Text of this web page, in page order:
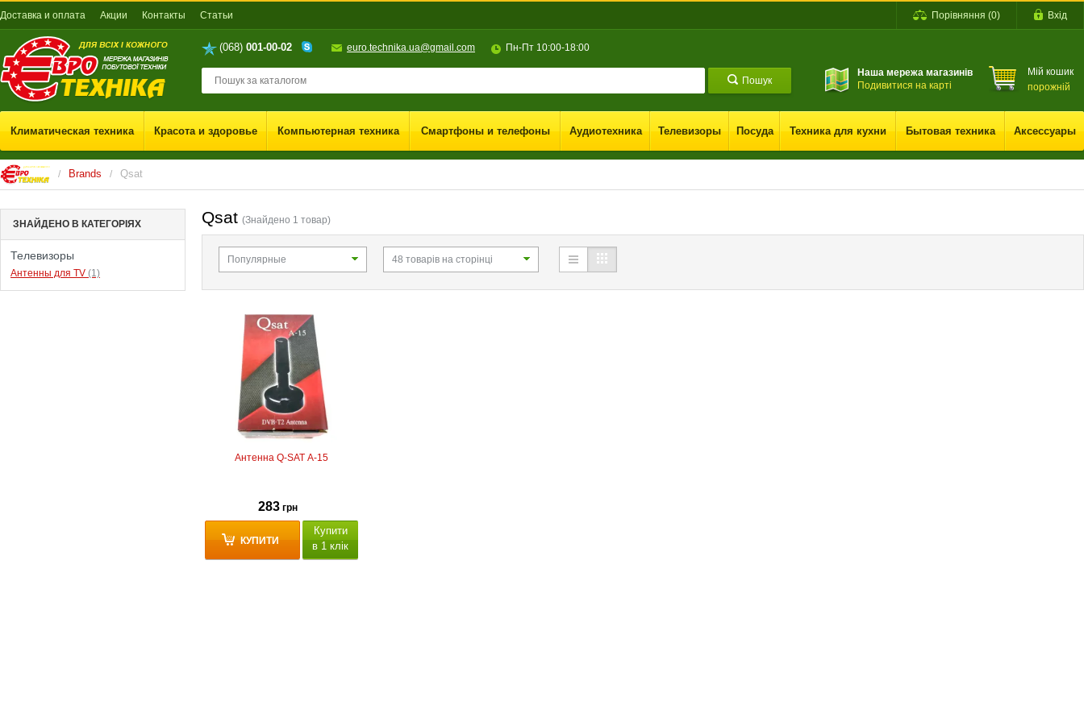
Доставка и оплата Акции Контакты Cтатьи Порівняння (0) Вхід
(068) 001-00-02 euro.technika.ua@gmail.com Пн-Пт 10:00-18:00
Пошук
Наша мережа магазинів
Подивитися на карті
Мій кошик
порожній
Климатическая техника Красота и здоровье Компьютерная техника Смартфоны и телефоны Аудиотехника Телевизоры Посуда Техника для кухни Бытовая техника Аксессуары
/ Brands / Qsat
ЗНАЙДЕНО В КАТЕГОРІЯХ
Телевизоры
Антенны для TV (1)
Qsat (Знайдено 1 товар)
Популярные 48 товарів на сторінці
Антенна Q-SAT A-15
283 грн
КУПИТИ
Купити
в 1 клік